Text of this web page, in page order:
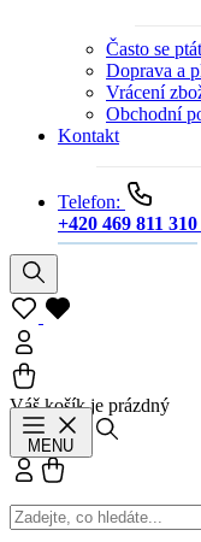
Často se
Doprava a
Vrácení
Obchodní
Kontakt
Telefon:
+420 469 811 310
Váš košík je prázdný
MENU
Přihlásit se